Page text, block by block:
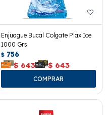
Enjuague Bucal Colgate Plax Ice
1000 Grs.
$ 756
$ 643 $ 643